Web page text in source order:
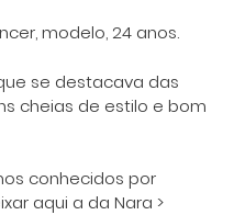
modelo, 24 anos.
se destacava das
cheias de estilo e bom
conhecidos por
aqui a da Nara >